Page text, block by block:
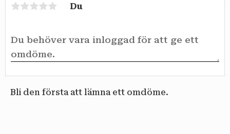
Du
Bli den första att lämna ett omdöme.